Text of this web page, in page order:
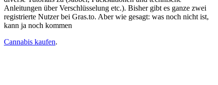
Anleitungen über Verschlüsselung etc.). Bisher gibt es ganze zwei
registrierte Nutzer bei Gras.to. Aber wie gesagt: was noch nicht ist,
kann ja noch kommen
Cannabis kaufen.